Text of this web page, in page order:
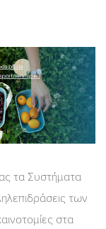
τα Συστήματα
των
στα